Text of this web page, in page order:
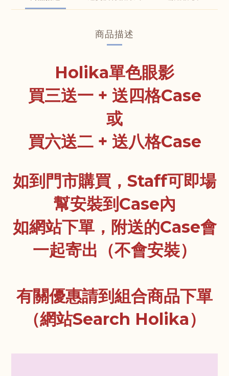
商品描述
Holika單色眼影
買三送一 + 送四格Case
或
買六送二 + 送八格Case
如到門市購買，Staff可即場
幫安裝到Case內
如網站下單，附送的Case會
一起寄出（不會安裝）
有關優惠請到組合商品下單
（網站Search Holika）